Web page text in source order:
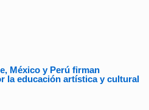
México y Perú firman
la educación artística y cultural